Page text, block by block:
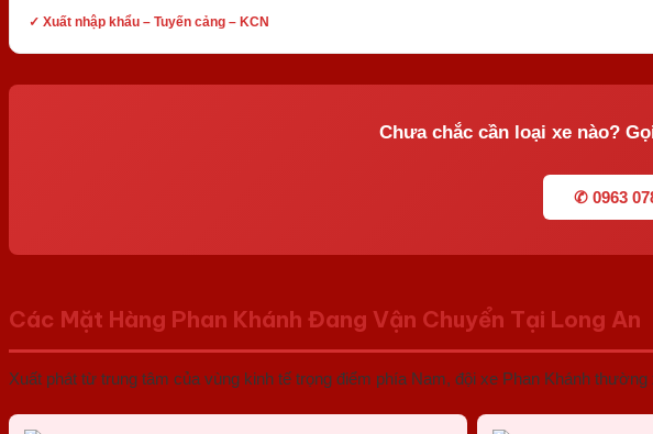
✓ Xuất nhập khẩu – Tuyến cảng – KCN
Chưa chắc cần loại xe nào?
✆ 0963
Các Mặt Hàng Phan Khánh Đang Vận Chuyển Tại Long An
Xuất phát từ trung tâm của vùng kinh tế trọng điểm phía Nam, đội xe Phan Khánh